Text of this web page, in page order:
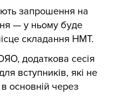
запрошення на
— у ньому буде
складання НМТ.
додаткова сесія
вступників, які не
основній через